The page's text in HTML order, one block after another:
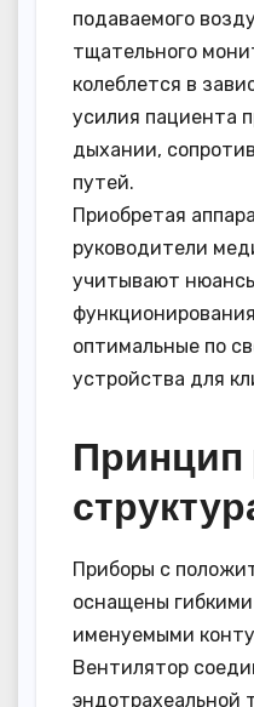
подаваемого
тщательного
колеблется в
усилия пациента
дыхании,
путей.
Приобретая
руководители
учитывают
оптимальные по
устройства для
Принцип
Приборы с
оснащены
именуемыми
Вентилятор
эндотрахеальной